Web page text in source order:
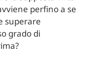
perfino a se
superare
grado di